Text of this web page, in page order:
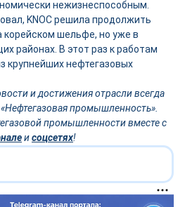
нежизнеспособным.
KNOC решила продолжить
корейском шельфе, но уже в
районах. В этот раз к работам
крупнейших нефтегазовых
и достижения отрасли всегда
промышленность».
промышленности вместе с
исоцсетях!